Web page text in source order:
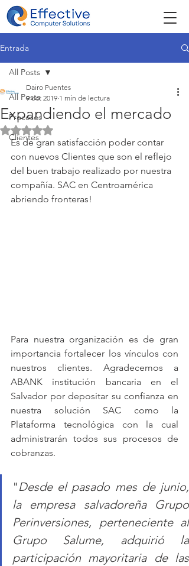
Entrada
All Posts
Procesos
Clientes
All Posts
Expandiendo el mercado
Dairo Puentes
9 oct 2019 1 min de lectura
Obtuvo NaN de 5 estrellas.
Es de gran satisfacción poder contar
con nuevos Clientes que son el reflejo
del buen trabajo realizado por nuestra
compañía. SAC en Centroamérica
abriendo fronteras!
Para nuestra organización es de gran
importancia fortalecer los vínculos con
nuestros clientes. Agradecemos a
ABANK institución bancaria en el
Salvador por depositar su confianza en
nuestra solución SAC como la
Plataforma tecnológica con la cual
administrarán todos sus procesos de
cobranzas.
"Desde el pasado mes de junio,
la empresa salvadoreña Grupo
Perinversiones, perteneciente al
Grupo Salume, adquirió la
participación mayoritaria de las